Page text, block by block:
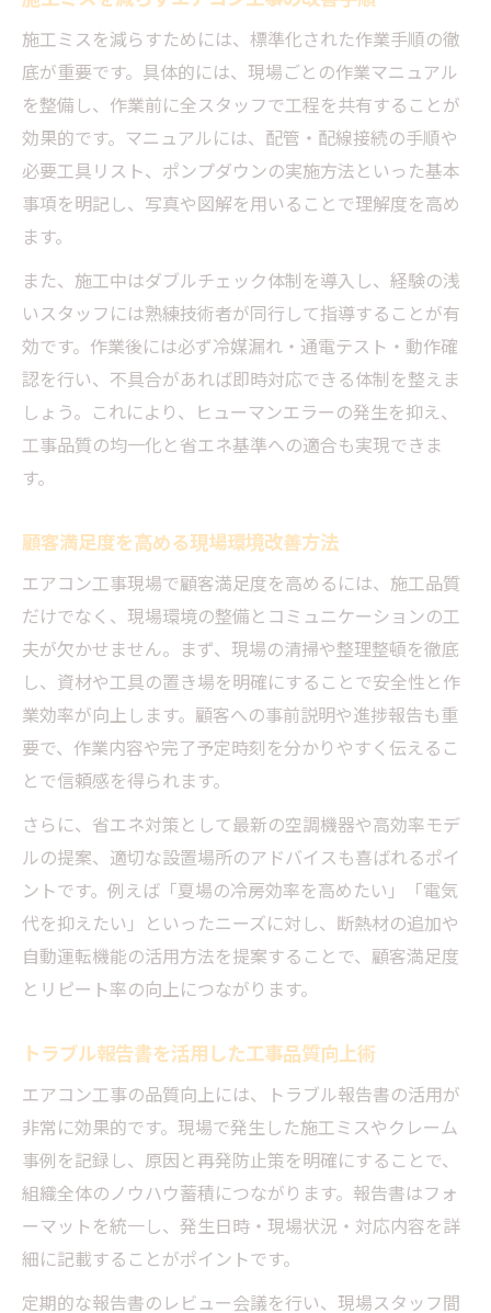
安全関係の工夫がもたらす施工ミス防止効
果
エアコン工事の失敗事例から学ぶ安全対策
仮設備を活用した現場の安全向上テクニッ
ク
安全性重視のエアコン工事手順と改善案
エアコン工事でよくある失敗事例と防止策
現場環境改善がトラブル低減につながる理
由
失敗しないエアコン工事のポイントを解説
現場の報告書を活用した失敗対策の実践法
顧客トラブルを防ぐエアコン工事改善案と
省エネ工夫で顧客満足度を大幅アップ
実現
空調の省エネ事例を活用した顧客対応術
省エネ基準強化に伴う工事改善案の提案方
法
エアコン工事で実践できる節約術と満足度
向上
顧客支持を集める省エネ重視の工事提案
施工ミスを減らすためには、標準化された作業手順の徹
底が重要です。具体的には、現場ごとの作業マニュアル
を整備し、作業前に全スタッフで工程を共有することが
効果的です。マニュアルには、配管・配線接続の手順や
必要工具リスト、ポンプダウンの実施方法といった基本
事項を明記し、写真や図解を用いることで理解度を高め
ます。
また、施工中はダブルチェック体制を導入し、経験の浅
いスタッフには熟練技術者が同行して指導することが有
効です。作業後には必ず冷媒漏れ・通電テスト・動作確
認を行い、不具合があれば即時対応できる体制を整えま
しょう。これにより、ヒューマンエラーの発生を抑え、
工事品質の均一化と省エネ基準への適合も実現できま
す。
顧客満足度を高める現場環境改善方法
エアコン工事現場で顧客満足度を高めるには、施工品質
だけでなく、現場環境の整備とコミュニケーションの工
夫が欠かせません。まず、現場の清掃や整理整頓を徹底
し、資材や工具の置き場を明確にすることで安全性と作
業効率が向上します。顧客への事前説明や進捗報告も重
要で、作業内容や完了予定時刻を分かりやすく伝えるこ
とで信頼感を得られます。
さらに、省エネ対策として最新の空調機器や高効率モデ
ルの提案、適切な設置場所のアドバイスも喜ばれるポイ
ントです。例えば「夏場の冷房効率を高めたい」「電気
代を抑えたい」といったニーズに対し、断熱材の追加や
自動運転機能の活用方法を提案することで、顧客満足度
とリピート率の向上につながります。
トラブル報告書を活用した工事品質向上術
エアコン工事の品質向上には、トラブル報告書の活用が
非常に効果的です。現場で発生した施工ミスやクレーム
事例を記録し、原因と再発防止策を明確にすることで、
組織全体のノウハウ蓄積につながります。報告書はフォ
ーマットを統一し、発生日時・現場状況・対応内容を詳
細に記載することがポイントです。
定期的な報告書のレビュー会議を行い、現場スタッフ間